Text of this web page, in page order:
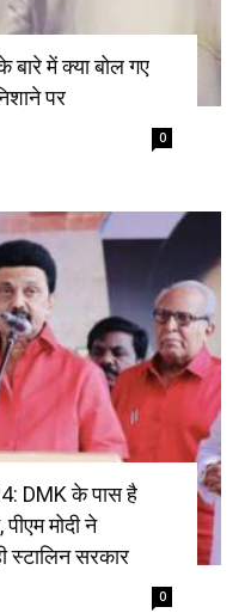
में क्या बोल गए
पर
0
DMK के पास है
मोदी ने
स्टालिन सरकार
0